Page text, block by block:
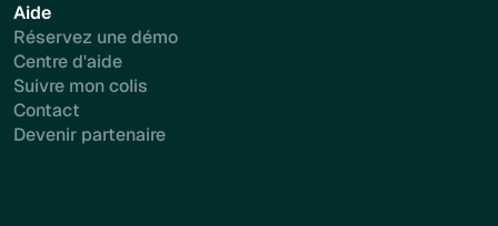
Aide
Réservez une démo
Centre d'aide
Suivre mon colis
Contact
Devenir partenaire